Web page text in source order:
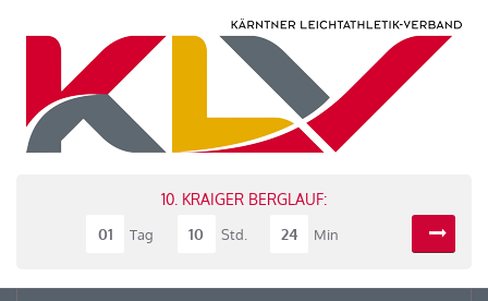
10. KRAIGER BERGLAUF:
01
Tag 10 Std. 24 Min